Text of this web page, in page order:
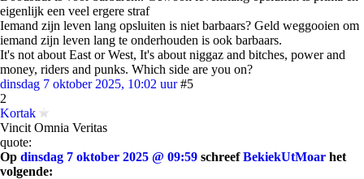
eigenlijk een veel ergere straf
Iemand zijn leven lang opsluiten is niet barbaars? Geld weggooien om
iemand zijn leven lang te onderhouden is ook barbaars.
It's not about East or West, It's about niggaz and bitches, power and
money, riders and punks. Which side are you on?
dinsdag 7 oktober 2025, 10:02 uur #5
2
Kortak
Vincit Omnia Veritas
quote:
Op dinsdag 7 oktober 2025 @ 09:59 schreefBekiekUtMoar het
volgende: